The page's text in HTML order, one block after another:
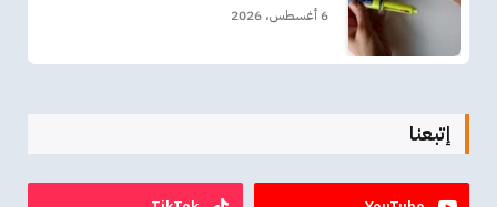
6 أغسطس، 2026
إتبعنا